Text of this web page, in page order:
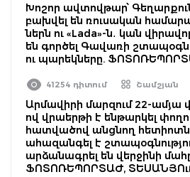
Խոշոր ավտովթար՝
բախվել են ռուսական
ներն ու «Lada»-ն․ կան
են գործել Գավառի
ու պարեկները.
41254 դիտում Շամշյան
Արմավիրի մարզում 22-ամյա
ով վրաերթի է ենթարկել
հատվածով անցնող
ահազանգել է
արձանագրել են վերջինի
ՖՈՏՈՌԵՊՈՐՏԱԺ,